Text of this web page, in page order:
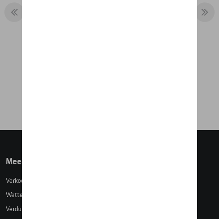
Meer info
Verkoopsvoorwaarden
Wettelijke bepalingen
Verduidelijking kledingmaten